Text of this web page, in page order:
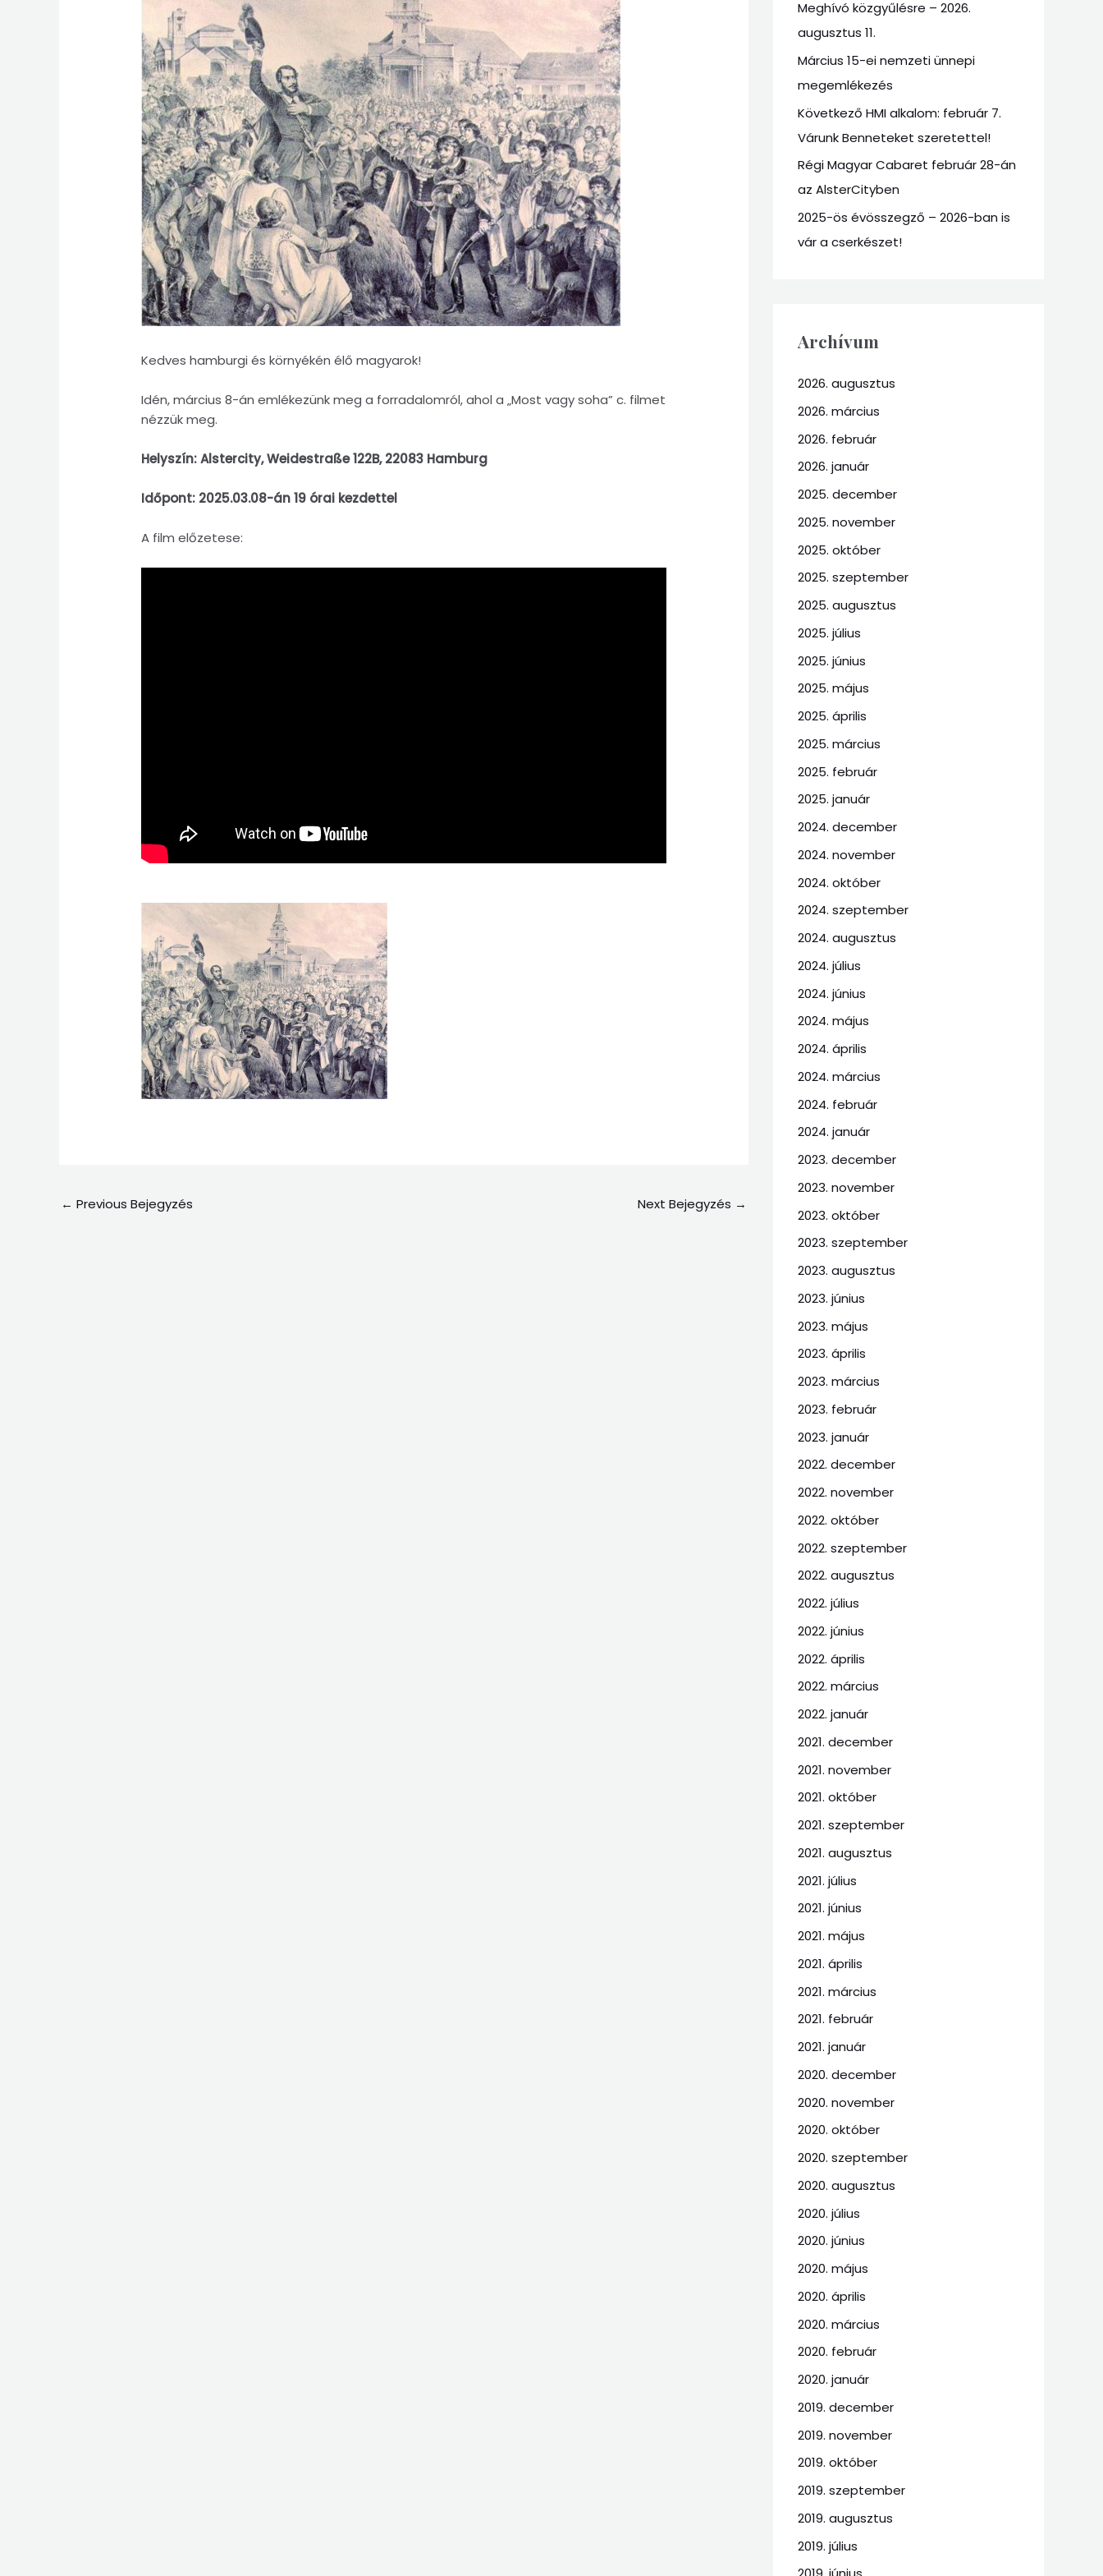
Kedves hamburgi és környékén élő magyarok!
Idén, március 8-án emlékezünk meg a forradalomról, ahol a „Most vagy soha” c. filmet
nézzük meg.
Helyszín: Alstercity, Weidestraße 122B, 22083 Hamburg
Időpont: 2025.03.08-án 19 órai kezdettel
A film előzetese:
← Previous Bejegyzés Next Bejegyzés →
f
o
r
:
Meghívó közgyűlésre – 2026.
augusztus 11.
Március 15-ei nemzeti ünnepi
megemlékezés
Következő HMI alkalom: február 7.
Várunk Benneteket szeretettel!
Régi Magyar Cabaret február 28-án
az AlsterCityben
2025-ös évösszegző – 2026-ban is
vár a cserkészet!
Archívum
2026. augusztus
2026. március
2026. február
2026. január
2025. december
2025. november
2025. október
2025. szeptember
2025. augusztus
2025. július
2025. június
2025. május
2025. április
2025. március
2025. február
2025. január
2024. december
2024. november
2024. október
2024. szeptember
2024. augusztus
2024. július
2024. június
2024. május
2024. április
2024. március
2024. február
2024. január
2023. december
2023. november
2023. október
2023. szeptember
2023. augusztus
2023. június
2023. május
2023. április
2023. március
2023. február
2023. január
2022. december
2022. november
2022. október
2022. szeptember
2022. augusztus
2022. július
2022. június
2022. április
2022. március
2022. január
2021. december
2021. november
2021. október
2021. szeptember
2021. augusztus
2021. július
2021. június
2021. május
2021. április
2021. március
2021. február
2021. január
2020. december
2020. november
2020. október
2020. szeptember
2020. augusztus
2020. július
2020. június
2020. május
2020. április
2020. március
2020. február
2020. január
2019. december
2019. november
2019. október
2019. szeptember
2019. augusztus
2019. július